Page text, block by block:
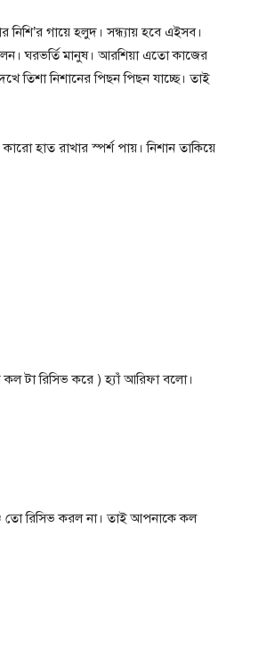
গায়ে হলুদ। সন্ধ্যায় হবে এইসব।
ঘরভর্তি মানুষ। আরশিয়া এতো কাজের
তিশা নিশানের পিছন পিছন যাচ্ছে। তাই
হাত রাখার স্পর্শ পায়। নিশান তাকিয়ে
টা রিসিভ করে ) হ্যাঁ আরিফা বলো।
রিসিভ করল না। তাই আপনাকে কল